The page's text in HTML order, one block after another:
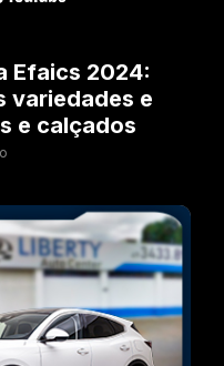
Efaics 2024:
variedades e
e calçados